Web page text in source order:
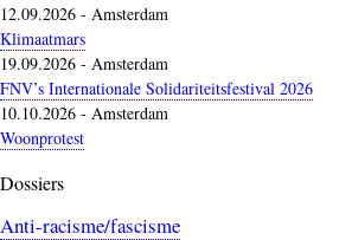
12.09.2026 - Amsterdam
Klimaatmars
19.09.2026 - Amsterdam
FNV’s Internationale Solidariteitsfestival 2026
10.10.2026 - Amsterdam
Woonprotest
Dossiers
Anti-racisme/fascisme